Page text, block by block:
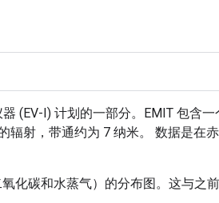
(EV-I) 计划的一部分。EMIT 包含
辐射，带通约为 7 纳米。 数据是在
化碳和水蒸气）的分布图。这与之